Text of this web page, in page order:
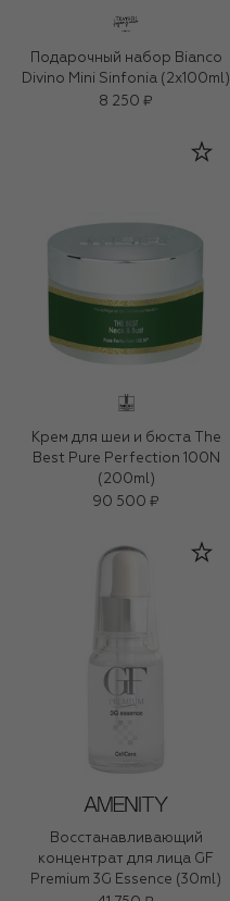
Подарочный набор Bianco
Divino Mini Sinfonia (2x100ml)
8 250 ₽
Крем для шеи и бюста The
Best Pure Perfection 100N
(200ml)
90 500 ₽
Восстанавливающий
концентрат для лица GF
Premium 3G Essence (30ml)